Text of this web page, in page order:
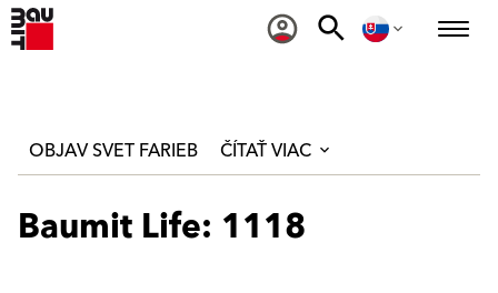
OBJAV SVET FARIEB ČÍTAŤ VIAC
Baumit Life: 1118